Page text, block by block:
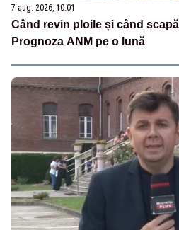
7 aug. 2026, 10:01
Când revin ploile și când
Prognoza ANM pe o lună